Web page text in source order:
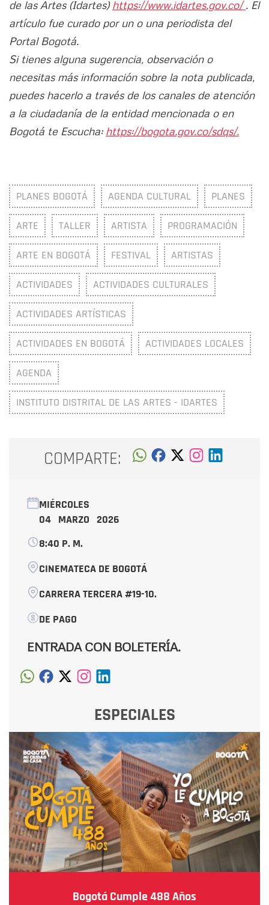
de las Artes (Idartes) https://www.idartes.gov.co/. El
artículo fue curado por un o una periodista del
Portal Bogotá.
Si tienes alguna sugerencia, observación o
necesitas más información sobre la nota publicada,
puedes hacerlo a través de los canales de atención
a la ciudadanía de la entidad mencionada o en
Bogotá te Escucha: https://bogota.gov.co/sdqs/.
PLANES BOGOTÁ AGENDA CULTURAL PLANES
ARTE TALLER ARTISTA PROGRAMACIÓN
ARTE EN BOGOTÁ FESTIVAL ARTISTAS
ACTIVIDADES ACTIVIDADES CULTURALES
ACTIVIDADES ARTÍSTICAS
ACTIVIDADES EN BOGOTÁ ACTIVIDADES LOCALES
AGENDA
INSTITUTO DISTRITAL DE LAS ARTES - IDARTES
COMPARTE:
MIÉRCOLES
04 MARZO 2026
8:40 P. M.
CINEMATECA DE BOGOTÁ
CARRERA TERCERA #19-10.
DE PAGO
ENTRADA CON BOLETERÍA.
ESPECIALES
Bogotá Cumple 488 Años